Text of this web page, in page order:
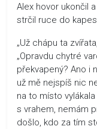
Alex hovor ukončil
strčil ruce do
„Už chápu ta
„Opravdu chytré
překvapený? Ano i
už mě nejspíš nic
na to místo
s vrahem, nemám
došlo, kdo za tím